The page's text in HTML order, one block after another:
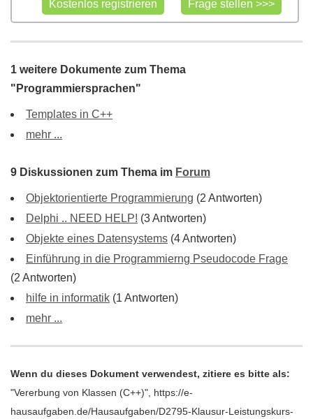
1 weitere Dokumente zum Thema
"Programmiersprachen"
Templates in C++
mehr ...
9 Diskussionen zum Thema im Forum
Objektorientierte Programmierung (2 Antworten)
Delphi .. NEED HELP! (3 Antworten)
Objekte eines Datensystems (4 Antworten)
Einführung in die Programmierng Pseudocode Frage
(2 Antworten)
hilfe in informatik (1 Antworten)
mehr ...
Wenn du dieses Dokument verwendest, zitiere es bitte als:
"Vererbung von Klassen (C++)", https://e-
hausaufgaben.de/Hausaufgaben/D2795-Klausur-Leistungskurs-